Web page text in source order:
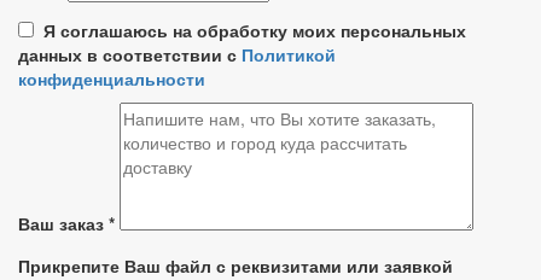
Я соглашаюсь на обработку моих персональных
данных в соответствии с Политикой
конфиденциальности
Ваш заказ *
Прикрепите Ваш файл с реквизитами или заявкой